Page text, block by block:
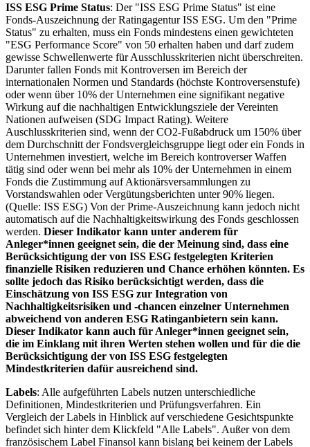
ISS ESG Prime Status: Der "ISS ESG Prime Status" ist eine
Fonds-Auszeichnung der Ratingagentur ISS ESG. Um den "Prime
Status" zu erhalten, muss ein Fonds mindestens einen gewichteten
"ESG Performance Score" von 50 erhalten haben und darf zudem
gewisse Schwellenwerte für Ausschlusskriterien nicht überschreiten.
Darunter fallen Fonds mit Kontroversen im Bereich der
internationalen Normen und Standards (höchste Kontroversenstufe)
oder wenn über 10% der Unternehmen eine signifikant negative
Wirkung auf die nachhaltigen Entwicklungsziele der Vereinten
Nationen aufweisen (SDG Impact Rating). Weitere
Auschlusskriterien sind, wenn der CO2-Fußabdruck um 150% über
dem Durchschnitt der Fondsvergleichsgruppe liegt oder ein Fonds in
Unternehmen investiert, welche im Bereich kontroverser Waffen
tätig sind oder wenn bei mehr als 10% der Unternehmen in einem
Fonds die Zustimmung auf Aktionärsversammlungen zu
Vorstandswahlen oder Vergütungsberichten unter 90% liegen.
(Quelle: ISS ESG) Von der Prime-Auszeichnung kann jedoch nicht
automatisch auf die Nachhaltigkeitswirkung des Fonds geschlossen
werden. Dieser Indikator kann unter anderem für
Anleger*innen geeignet sein, die der Meinung sind, dass eine
Berücksichtigung der von ISS ESG festgelegten Kriterien
finanzielle Risiken reduzieren und Chance erhöhen könnten. Es
sollte jedoch das Risiko berücksichtigt werden, dass die
Einschätzung von ISS ESG zur Integration von
Nachhaltigkeitsrisiken und -chancen einzelner Unternehmen
abweichend von anderen ESG Ratinganbietern sein kann.
Dieser Indikator kann auch für Anleger*innen geeignet sein,
die im Einklang mit ihren Werten stehen wollen und für die die
Berücksichtigung der von ISS ESG festgelegten
Mindestkriterien dafür ausreichend sind.
Labels: Alle aufgeführten Labels nutzen unterschiedliche
Definitionen, Mindestkriterien und Prüfungsverfahren. Ein
Vergleich der Labels in Hinblick auf verschiedene Gesichtspunkte
befindet sich hinter dem Klickfeld "Alle Labels". Außer von dem
französischem Label Finansol kann bislang bei keinem der Labels